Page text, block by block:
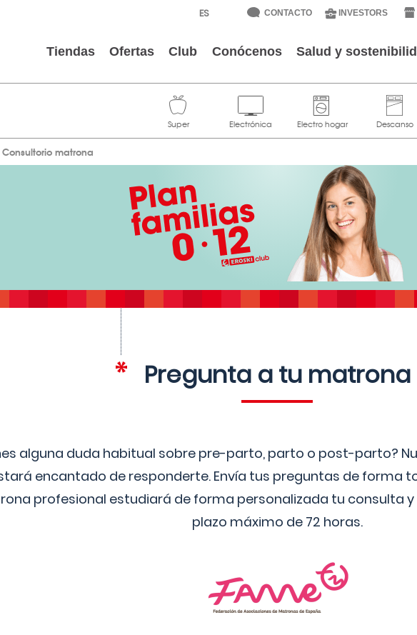
CONTACTO INVESTORS
Tiendas Ofertas Club Conócenos Salud y
Consultorio matrona
Pregunta a tu matrona
alguna duda habitual sobre pre-parto, parto o post-parto?
encantado de responderte. Envía tus preguntas de forma
profesional estudiará de forma personalizada tu consulta y
plazo máximo de 72 horas.